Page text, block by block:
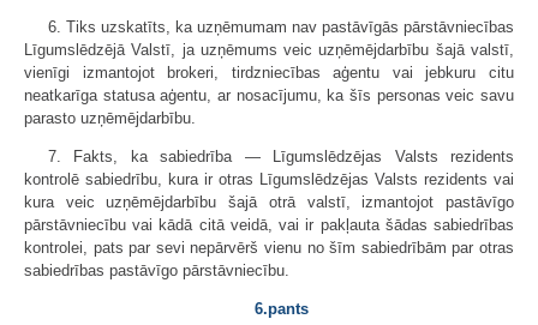
6. Tiks uzskatīts, ka uzņēmumam nav pastāvīgās pārstāvniecības
Līgumslēdzējā Valstī, ja uzņēmums veic uzņēmējdarbību šajā valstī,
vienīgi izmantojot brokeri, tirdzniecības aģentu vai jebkuru citu
neatkarīga statusa aģentu, ar nosacījumu, ka šīs personas veic savu
parasto uzņēmējdarbību.
7. Fakts, ka sabiedrība — Līgumslēdzējas Valsts rezidents
kontrolē sabiedrību, kura ir otras Līgumslēdzējas Valsts rezidents vai
kura veic uzņēmējdarbību šajā otrā valstī, izmantojot pastāvīgo
pārstāvniecību vai kādā citā veidā, vai ir pakļauta šādas sabiedrības
kontrolei, pats par sevi nepārvērš vienu no šīm sabiedrībām par otras
sabiedrības pastāvīgo pārstāvniecību.
6.pants